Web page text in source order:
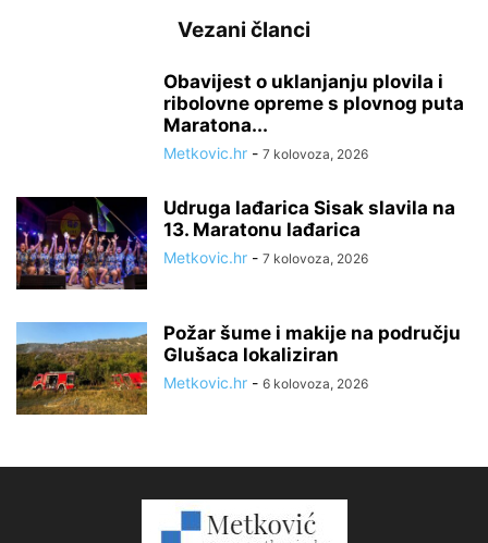
Vezani članci
Obavijest o uklanjanju plovila i
ribolovne opreme s plovnog puta
Maratona...
Metkovic.hr - 7 kolovoza, 2026
Udruga lađarica Sisak slavila na
13. Maratonu lađarica
Metkovic.hr - 7 kolovoza, 2026
Požar šume i makije na području
Glušaca lokaliziran
Metkovic.hr - 6 kolovoza, 2026